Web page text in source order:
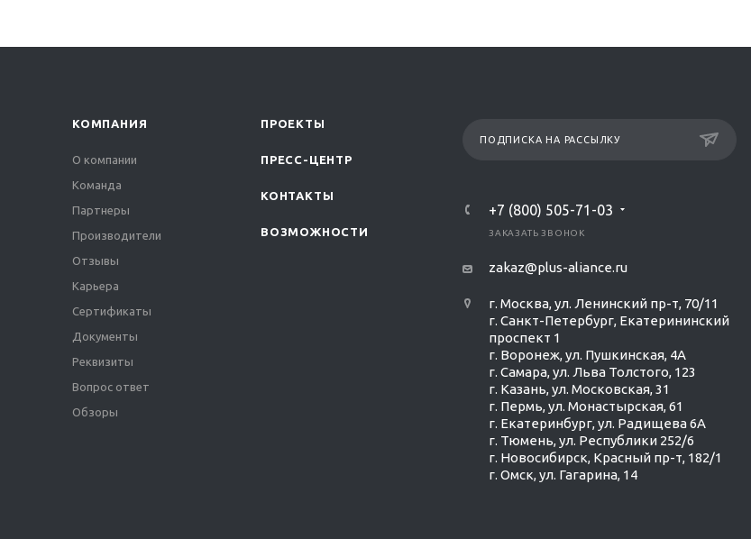
КОМПАНИЯ
О компании
Команда
Партнеры
Производители
Отзывы
Карьера
Сертификаты
Документы
Реквизиты
Вопрос ответ
Обзоры
ПРОЕКТЫ
ПРЕСС-ЦЕНТР
КОНТАКТЫ
ВОЗМОЖНОСТИ
ПОДПИСКА НА РАССЫЛКУ
+7 (800) 505-71-03
ЗАКАЗАТЬ ЗВОНОК
zakaz@plus-aliance.ru
г. Москва, ул. Ленинский пр-т, 70/11
г. Санкт-Петербург, Екатерининский
проспект 1
г. Воронеж, ул. Пушкинская, 4А
г. Самара, ул. Льва Толстого, 123
г. Казань, ул. Московская, 31
г. Пермь, ул. Монастырская, 61
г. Екатеринбург, ул. Радищева 6А
г. Тюмень, ул. Республики 252/6
г. Новосибирск, Красный пр-т, 182/1
г. Омск, ул. ​Гагарина, 14